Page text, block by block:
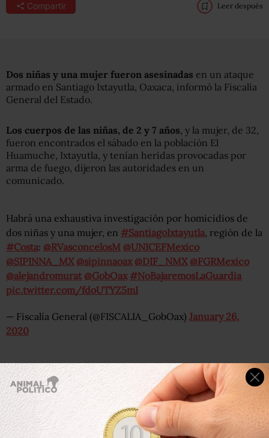
Compartir Leer después
Dos niñas y una mujer fueron asesinadas en un ataque
armado en Santiago Ixtayutla, Oaxaca, informó la Fiscalía
General del Estado.
Los cuerpos de las niñas, de 2 y 7 años, y la mujer, de 32,
fueron encontrados el sábado en la población El
Huamuche, Ixtayutla, y tenían heridas provocadas por
arma de fuego, dijeron las autoridades en un
comunicado.
Habrá una exhaustiva investigación por homicidios de
dos niñas y una mujer, en #SantiagoIxtayutla, región de la
#Costa: @RVasconcelosM @UNICEFMexico
@SIPINNA_MX @sipinnaoax @DIF_NMX @FGRMexico
@alejandromurat @GobOax #NoBajaremosLaGuardia
pic.twitter.com/fdoUTYZ5mI
— Fiscalía General (@FISCALIA_GobOax) January 26,
2020
También se reportó el ingreso al hospital del IMSS de
Jamiltepec de otras cinco personaslesionadas por
disparos de armas de fueg
o, entre los que se encuentran
dos niños de 2 y 3 años y tres adultos de 21, 26 y 44 años.